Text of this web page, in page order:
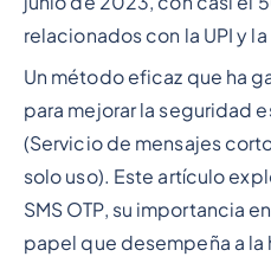
relacionados con la UPI y
Un método eficaz que ha
para mejorar la seguridad
(Servicio de mensajes
solo uso). Este artículo
SMS OTP, su importancia
papel que desempeña a